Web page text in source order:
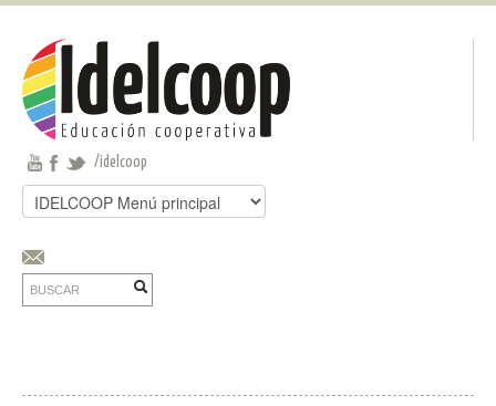
Pasar al contenido principal
Jump to main content
/idelcoop
Formulario de búsqueda